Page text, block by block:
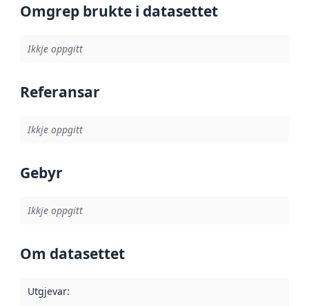
Omgrep brukte i datasettet
Ikkje oppgitt
Referansar
Ikkje oppgitt
Gebyr
Ikkje oppgitt
Om datasettet
Utgjevar: